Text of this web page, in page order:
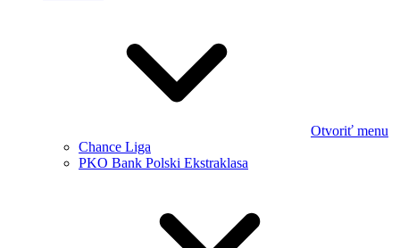
Otvoriť menu
Chance Liga
PKO Bank Polski Ekstraklasa